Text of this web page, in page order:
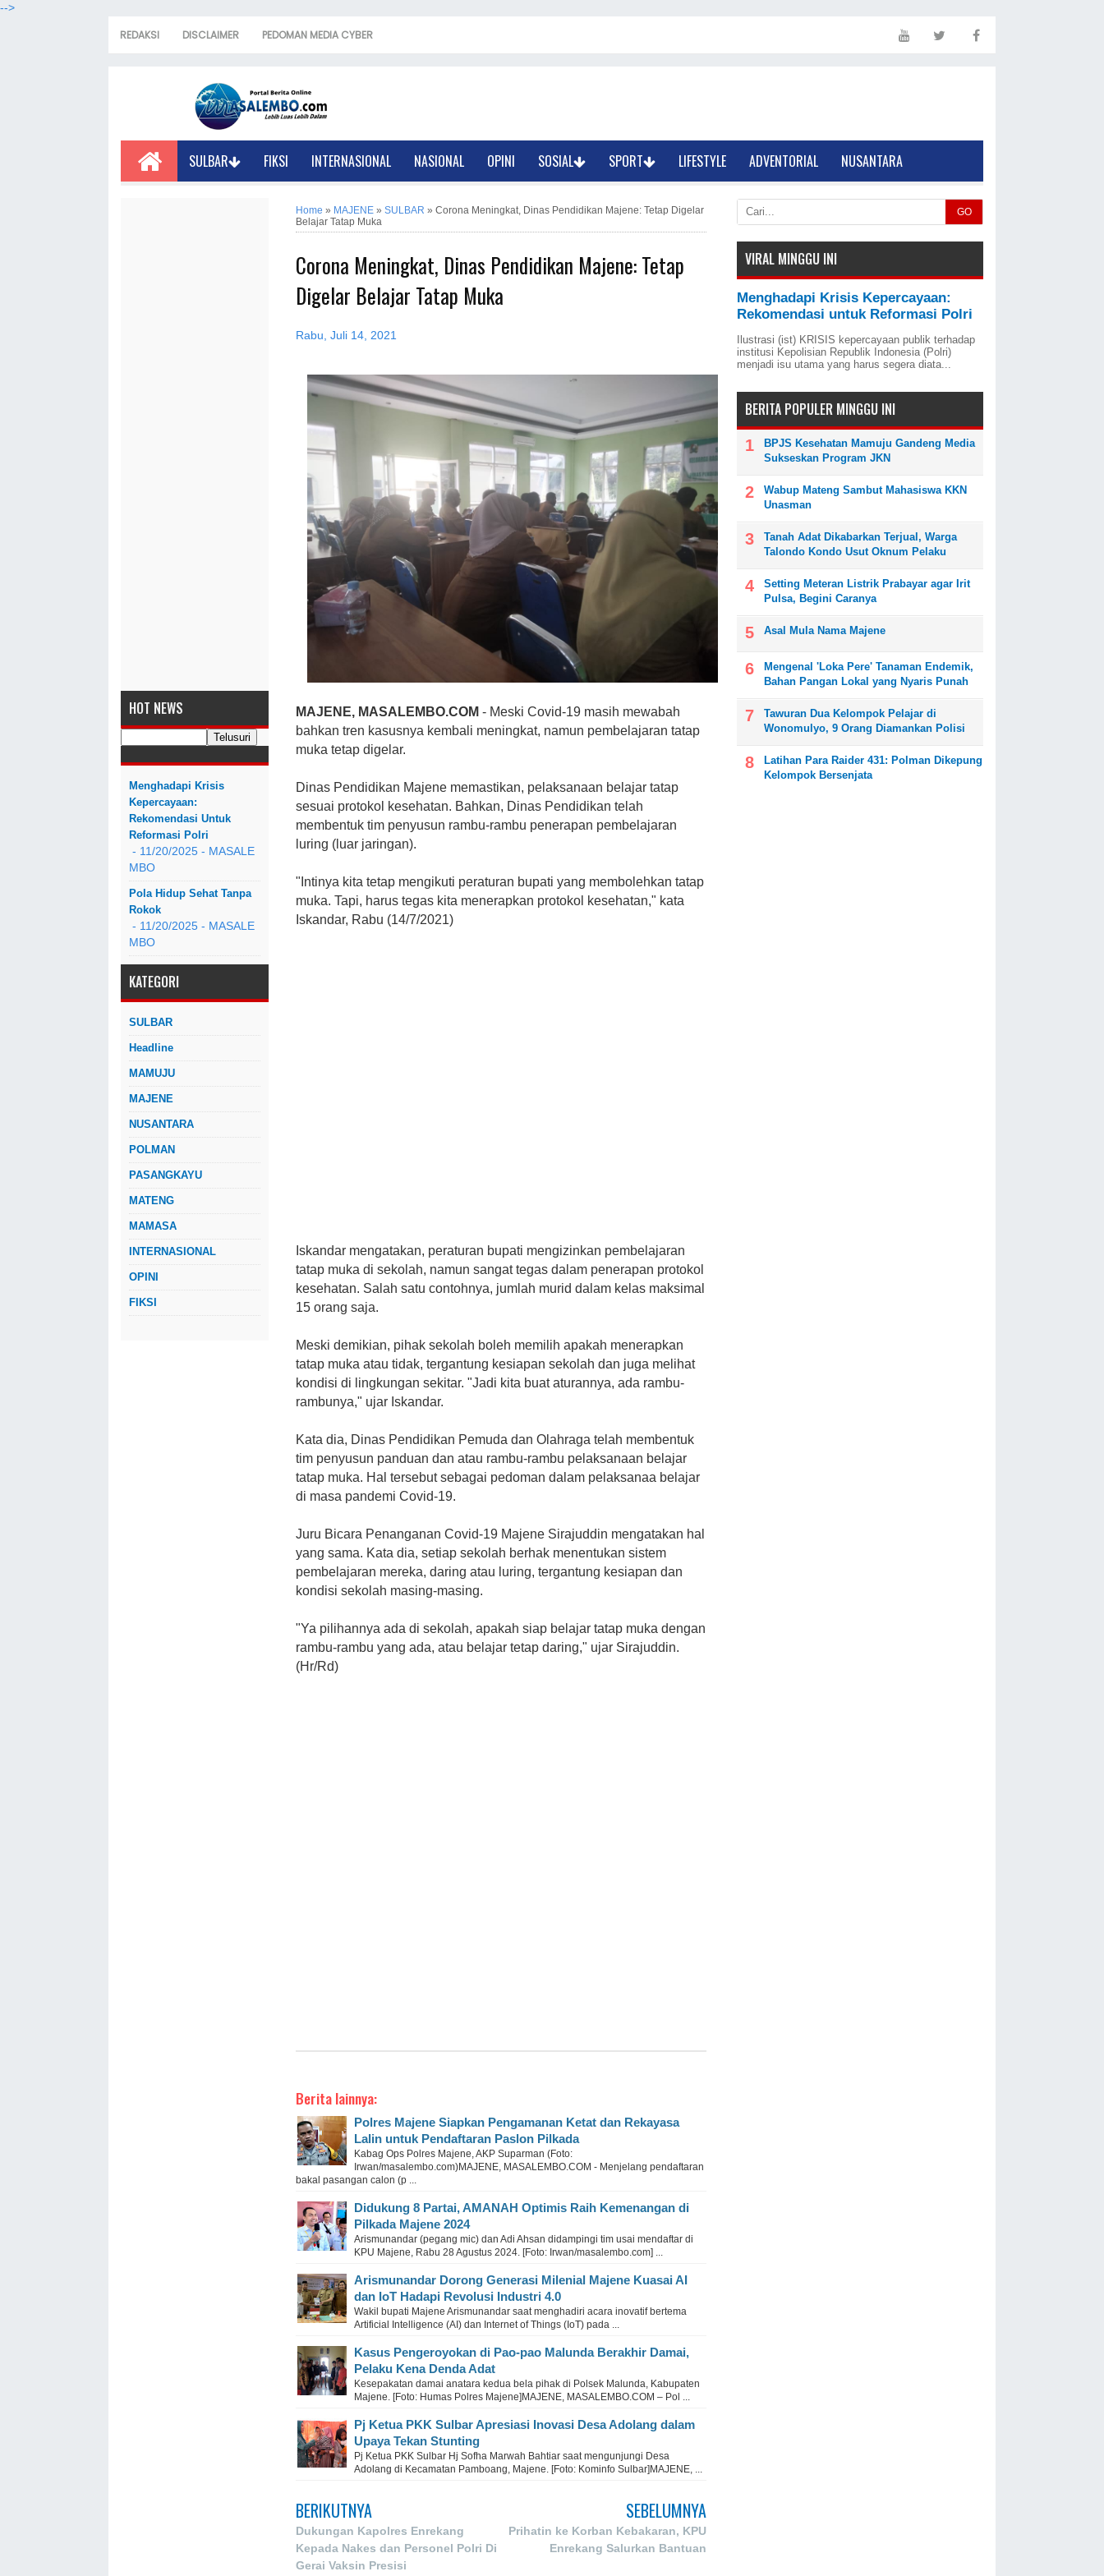
-->
REDAKSI DISCLAIMER PEDOMAN MEDIA CYBER
SULBAR FIKSI INTERNASIONAL NASIONAL OPINI SOSIAL SPORT LIFESTYLE ADVENTORIAL NUSANTARA
HOT NEWS
Menghadapi Krisis
Kepercayaan:
Rekomendasi Untuk
Reformasi Polri
- 11/20/2025 - MASALE
MBO
Pola Hidup Sehat Tanpa
Rokok
- 11/20/2025 - MASALE
MBO
KATEGORI
SULBAR
Headline
MAMUJU
MAJENE
NUSANTARA
POLMAN
PASANGKAYU
MATENG
MAMASA
INTERNASIONAL
OPINI
FIKSI
Home » MAJENE » SULBAR » Corona Meningkat, Dinas Pendidikan Majene: Tetap Digelar
Belajar Tatap Muka
Corona Meningkat, Dinas Pendidikan Majene: Tetap
Digelar Belajar Tatap Muka
Rabu, Juli 14, 2021
MAJENE, MASALEMBO.COM - Meski Covid-19 masih mewabah
bahkan tren kasusnya kembali meningkat, namun pembelajaran tatap
muka tetap digelar.
Dinas Pendidikan Majene memastikan, pelaksanaan belajar tatap
sesuai protokol kesehatan. Bahkan, Dinas Pendidikan telah
membentuk tim penyusun rambu-rambu penerapan pembelajaran
luring (luar jaringan).
"Intinya kita tetap mengikuti peraturan bupati yang membolehkan tatap
muka. Tapi, harus tegas kita menerapkan protokol kesehatan," kata
Iskandar, Rabu (14/7/2021)
Iskandar mengatakan, peraturan bupati mengizinkan pembelajaran
tatap muka di sekolah, namun sangat tegas dalam penerapan protokol
kesehatan. Salah satu contohnya, jumlah murid dalam kelas maksimal
15 orang saja.
Meski demikian, pihak sekolah boleh memilih apakah menerapkan
tatap muka atau tidak, tergantung kesiapan sekolah dan juga melihat
kondisi di lingkungan sekitar. "Jadi kita buat aturannya, ada rambu-
rambunya," ujar Iskandar.
Kata dia, Dinas Pendidikan Pemuda dan Olahraga telah membentuk
tim penyusun panduan dan atau rambu-rambu pelaksanaan belajar
tatap muka. Hal tersebut sebagai pedoman dalam pelaksanaa belajar
di masa pandemi Covid-19.
Juru Bicara Penanganan Covid-19 Majene Sirajuddin mengatakan hal
yang sama. Kata dia, setiap sekolah berhak menentukan sistem
pembelajaran mereka, daring atau luring, tergantung kesiapan dan
kondisi sekolah masing-masing.
"Ya pilihannya ada di sekolah, apakah siap belajar tatap muka dengan
rambu-rambu yang ada, atau belajar tetap daring," ujar Sirajuddin.
(Hr/Rd)
Berita lainnya:
Polres Majene Siapkan Pengamanan Ketat dan Rekayasa
Lalin untuk Pendaftaran Paslon Pilkada
Kabag Ops Polres Majene, AKP Suparman (Foto:
Irwan/masalembo.com)MAJENE, MASALEMBO.COM - Menjelang pendaftaran
bakal pasangan calon (p ...
Didukung 8 Partai, AMANAH Optimis Raih Kemenangan di
Pilkada Majene 2024
Arismunandar (pegang mic) dan Adi Ahsan didampingi tim usai mendaftar di
KPU Majene, Rabu 28 Agustus 2024. [Foto: Irwan/masalembo.com] ...
Arismunandar Dorong Generasi Milenial Majene Kuasai AI
dan IoT Hadapi Revolusi Industri 4.0
Wakil bupati Majene Arismunandar saat menghadiri acara inovatif bertema
Artificial Intelligence (AI) dan Internet of Things (IoT) pada ...
Kasus Pengeroyokan di Pao-pao Malunda Berakhir Damai,
Pelaku Kena Denda Adat
Kesepakatan damai anatara kedua bela pihak di Polsek Malunda, Kabupaten
Majene. [Foto: Humas Polres Majene]MAJENE, MASALEMBO.COM – Pol ...
Pj Ketua PKK Sulbar Apresiasi Inovasi Desa Adolang dalam
Upaya Tekan Stunting
Pj Ketua PKK Sulbar Hj Sofha Marwah Bahtiar saat mengunjungi Desa
Adolang di Kecamatan Pamboang, Majene. [Foto: Kominfo Sulbar]MAJENE, ...
BERIKUTNYA
Dukungan Kapolres Enrekang
Kepada Nakes dan Personel Polri Di
Gerai Vaksin Presisi
SEBELUMNYA
Prihatin ke Korban Kebakaran, KPU
Enrekang Salurkan Bantuan
GO
VIRAL MINGGU INI
Menghadapi Krisis Kepercayaan:
Rekomendasi untuk Reformasi Polri
Ilustrasi (ist) KRISIS kepercayaan publik terhadap
institusi Kepolisian Republik Indonesia (Polri)
menjadi isu utama yang harus segera diata...
BERITA POPULER MINGGU INI
BPJS Kesehatan Mamuju Gandeng Media
Sukseskan Program JKN
Wabup Mateng Sambut Mahasiswa KKN
Unasman
Tanah Adat Dikabarkan Terjual, Warga
Talondo Kondo Usut Oknum Pelaku
Setting Meteran Listrik Prabayar agar Irit
Pulsa, Begini Caranya
Asal Mula Nama Majene
Mengenal 'Loka Pere' Tanaman Endemik,
Bahan Pangan Lokal yang Nyaris Punah
Tawuran Dua Kelompok Pelajar di
Wonomulyo, 9 Orang Diamankan Polisi
Latihan Para Raider 431: Polman Dikepung
Kelompok Bersenjata